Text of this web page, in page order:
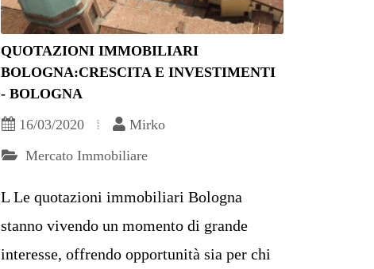
QUOTAZIONI IMMOBILIARI
BOLOGNA:CRESCITA E INVESTIMENTI
- BOLOGNA
16/03/2020
Mirko
Mercato Immobiliare
L Le quotazioni immobiliari Bologna
stanno vivendo un momento di grande
interesse, offrendo opportunità sia per chi